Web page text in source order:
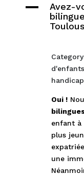
A
Avez-
Oui !
enfant à
plus
une